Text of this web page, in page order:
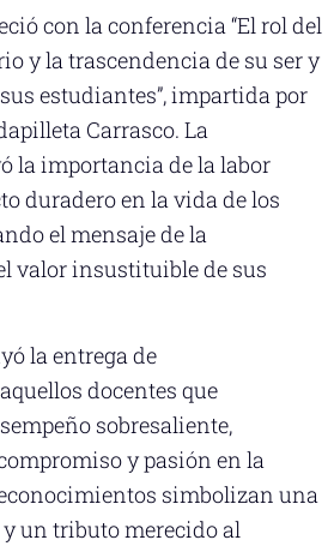
con la conferencia “El rol del
y la trascendencia de su ser y
estudiantes”, impartida por
Carrasco. La
la importancia de la labor
duradero en la vida de los
el mensaje de la
valor insustituible de sus
la entrega de
docentes que
sobresaliente,
y pasión en la
simbolizan una
un tributo merecido al